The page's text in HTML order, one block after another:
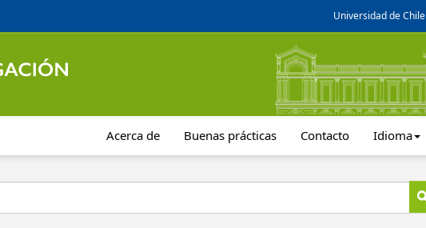
Universidad de Chile
Acerca de Buenas prácticas Contacto Idioma